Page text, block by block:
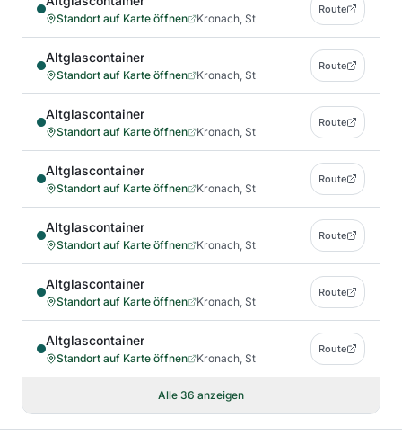
Standort auf Karte öffnen Kronach, St
Route
Altglascontainer
Standort auf Karte öffnen Kronach, St
Route
Altglascontainer
Standort auf Karte öffnen Kronach, St
Route
Altglascontainer
Standort auf Karte öffnen Kronach, St
Route
Altglascontainer
Standort auf Karte öffnen Kronach, St
Route
Altglascontainer
Standort auf Karte öffnen Kronach, St
Route
Altglascontainer
Standort auf Karte öffnen Kronach, St
Route
Alle 36 anzeigen